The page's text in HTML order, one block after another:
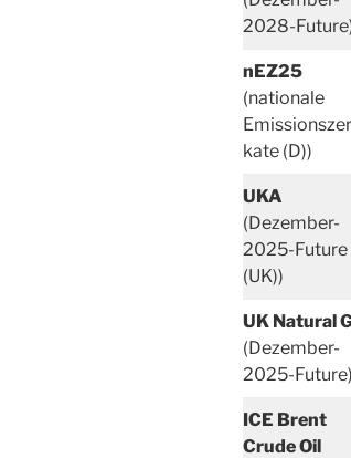
2028-
nEZ25
(nationale
kate (D))
UKA
(Dezember-
2025-Future
(UK))
UK Natural
(Dezember-
2025-Future)
ICE Brent
Crude Oil